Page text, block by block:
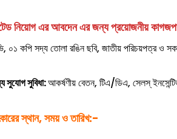
নিয়োগ এর আবদেন এর জন্যপ্রয়োজনীয়
০১ কপি সদ্য তোলা রঙিন ছবি, জাতীয় পরিচয়পত্র ও
সুযোগ সুবিধা:আকর্ষণীয় বেতন, টিএ/ডিএ, সেলস্
স্থান, সময় ও তারিখ:-